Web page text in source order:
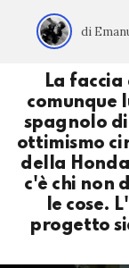
di
La faccia
comunque
spagnolo
ottimismo
della
c'è chi non
le cose.
progetto